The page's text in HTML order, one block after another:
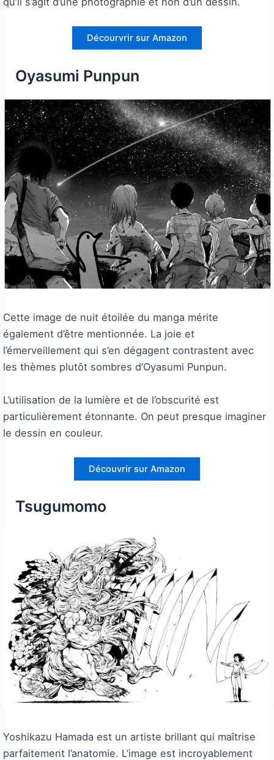
Décourvrir sur Amazon
Oyasumi Punpun
Cette image de nuit étoilée du manga mérite
également d’être mentionnée. La joie et
l’émerveillement qui s’en dégagent contrastent avec
les thèmes plutôt sombres d’Oyasumi Punpun.
L’utilisation de la lumière et de l’obscurité est
particulièrement étonnante. On peut presque imaginer
le dessin en couleur.
Découvrir sur Amazon
Tsugumomo
Yoshikazu Hamada est un artiste brillant qui maîtrise
parfaitement l’anatomie. L’image est incroyablement